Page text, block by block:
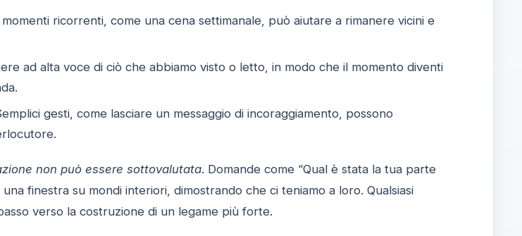
ricorrenti, come una cena settimanale, può aiutare a rimanere vicini e
ad alta voce di ciò che abbiamo visto o letto, in modo che il momento diventi
gesti, come lasciare un messaggio di incoraggiamento, possono
non può essere sottovalutata. Domande come “Qual è stata la tua parte
finestra su mondi interiori, dimostrando che ci teniamo a loro. Qualsiasi
verso la costruzione di un legame più forte.